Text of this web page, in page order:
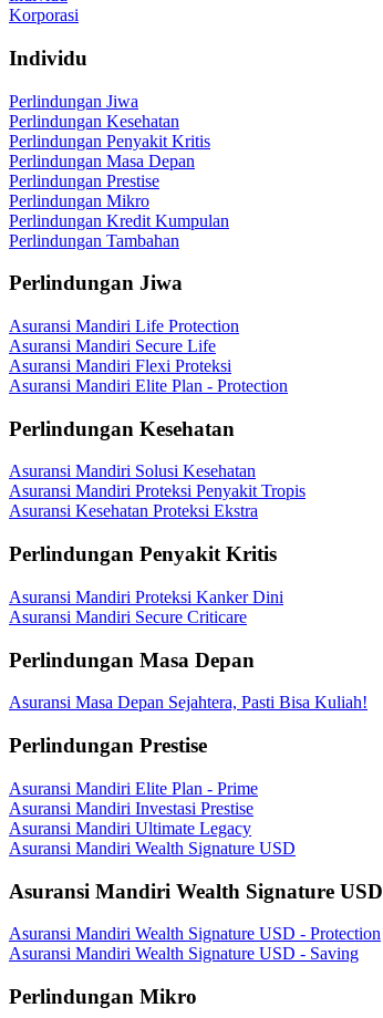
Korporasi
Individu
Perlindungan Jiwa
Perlindungan Kesehatan
Perlindungan Penyakit Kritis
Perlindungan Masa Depan
Perlindungan Prestise
Perlindungan Mikro
Perlindungan Kredit Kumpulan
Perlindungan Tambahan
Perlindungan Jiwa
Asuransi Mandiri Life Protection
Asuransi Mandiri Secure Life
Asuransi Mandiri Flexi Proteksi
Asuransi Mandiri Elite Plan - Protection
Perlindungan Kesehatan
Asuransi Mandiri Solusi Kesehatan
Asuransi Mandiri Proteksi Penyakit Tropis
Asuransi Kesehatan Proteksi Ekstra
Perlindungan Penyakit Kritis
Asuransi Mandiri Proteksi Kanker Dini
Asuransi Mandiri Secure Criticare
Perlindungan Masa Depan
Asuransi Masa Depan Sejahtera, Pasti Bisa Kuliah!
Perlindungan Prestise
Asuransi Mandiri Elite Plan - Prime
Asuransi Mandiri Investasi Prestise
Asuransi Mandiri Ultimate Legacy
Asuransi Mandiri Wealth Signature USD
Asuransi Mandiri Wealth Signature USD
Asuransi Mandiri Wealth Signature USD - Protection
Asuransi Mandiri Wealth Signature USD - Saving
Perlindungan Mikro